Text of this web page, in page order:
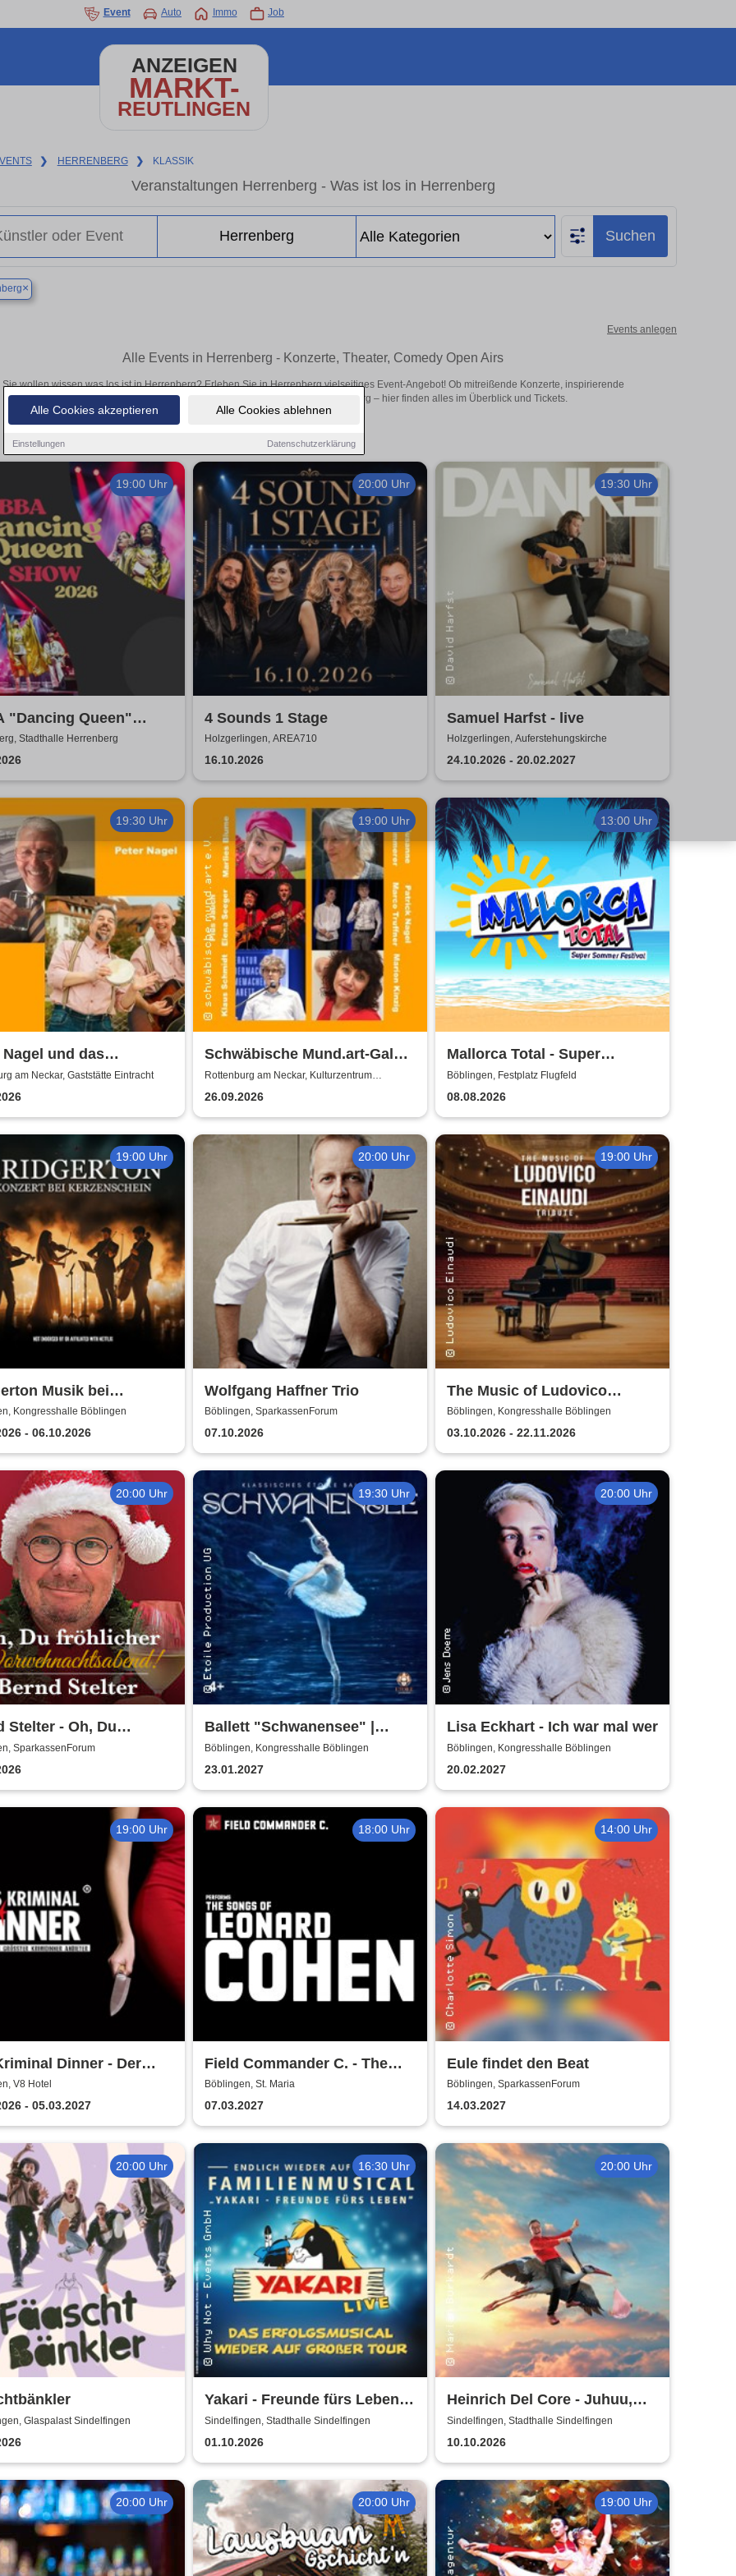
Alle Cookies akzeptieren Alle Cookies ablehnen
Einstellungen Datenschutzerklärung
Event Auto Immo Job
ANZEIGEN
MARKT-
REUTLINGEN
❯ HERRENBERG ❯ KLASSIK
Veranstaltungen Herrenberg - Was ist los in Herrenberg
Suchen
×
Events anlegen
Alle Events in Herrenberg - Konzerte, Theater, Comedy Open Airs
Sie wollen wissen was los ist in Herrenberg? Erleben Sie in Herrenberg vielseitiges Event-Angebot! Ob mitreißende Konzerte, inspirierende
Theateraufführungen oder aufregende Veranstaltungen in Herrenberg – hier finden alles im Überblick und Tickets.
19:00 Uhr
"Dancing Queen"
2026
Stadthalle Herrenberg
20:00 Uhr
4 Sounds 1 Stage
Holzgerlingen, AREA710
16.10.2026
19:30 Uhr
Samuel Harfst - live
Holzgerlingen, Auferstehungskirche
24.10.2026 - 20.02.2027
19:30 Uhr
Nagel und das
Brettle | Gaststätte
am Neckar, Gaststätte Eintracht
19:00 Uhr
Schwäbische Mund.art-Gala -
Blaupreisträger*innen von
2002 bis 2025
Rottenburg am Neckar, Kulturzentrum
26.09.2026
13:00 Uhr
Mallorca Total - Super
Sommer Festival
Böblingen, Festplatz Flugfeld
08.08.2026
19:00 Uhr
Musik bei
Kongresshalle Böblingen
- 06.10.2026
20:00 Uhr
Wolfgang Haffner Trio
Böblingen, SparkassenForum
07.10.2026
19:00 Uhr
The Music of Ludovico
Einaudi: Tribute-
Klavierkonzert - Ludovico
Einaudi Tribute bei
Kerzenschein
Böblingen, Kongresshalle Böblingen
03.10.2026 - 22.11.2026
20:00 Uhr
Stelter - Oh, Du
2026
SparkassenForum
19:30 Uhr
Ballett "Schwanensee" |
Klassisches Etoile Ballett
Böblingen, Kongresshalle Böblingen
23.01.2027
20:00 Uhr
Lisa Eckhart - Ich war mal wer
Böblingen, Kongresshalle Böblingen
20.02.2027
19:00 Uhr
Dinner - Der
der Marie Juana
V8 Hotel
- 05.03.2027
18:00 Uhr
Field Commander C. - The
Songs of Leonard Cohen
Böblingen, St. Maria
07.03.2027
14:00 Uhr
Eule findet den Beat
Böblingen, SparkassenForum
14.03.2027
20:00 Uhr
Glaspalast Sindelfingen
16:30 Uhr
Yakari - Freunde fürs Leben -
Das Musical für die ganze
Familie
Sindelfingen, Stadthalle Sindelfingen
01.10.2026
20:00 Uhr
Heinrich Del Core - Juhuu,
meine Frau wird Oma
Sindelfingen, Stadthalle Sindelfingen
10.10.2026
20:00 Uhr 20:00 Uhr 19:00 Uhr